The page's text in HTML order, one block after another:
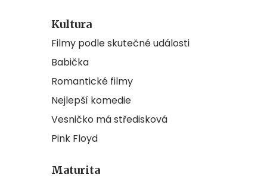
Kultura
Filmy podle skutečné události
Babička
Romantické filmy
Nejlepší komedie
Vesničko má středisková
Pink Floyd
Maturita